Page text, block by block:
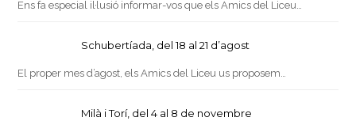
Ens fa especial il·lusió informar-vos que els Amics del Liceu…
Schubertíada, del 18 al 21 d’agost
El proper mes d’agost, els Amics del Liceu us proposem…
Milà i Torí, del 4 al 8 de novembre